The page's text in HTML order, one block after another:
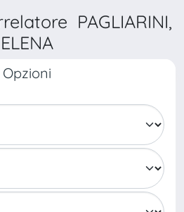
PAGLIARINI,
ELENA
Opzioni